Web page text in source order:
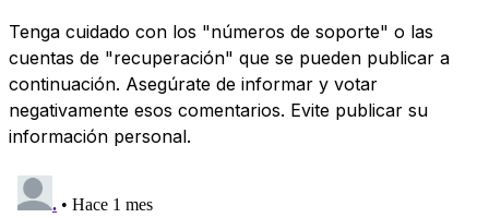
Tenga cuidado con los "números de soporte" o las
cuentas de "recuperación" que se pueden publicar a
continuación. Asegúrate de informar y votar
negativamente esos comentarios. Evite publicar su
información personal.